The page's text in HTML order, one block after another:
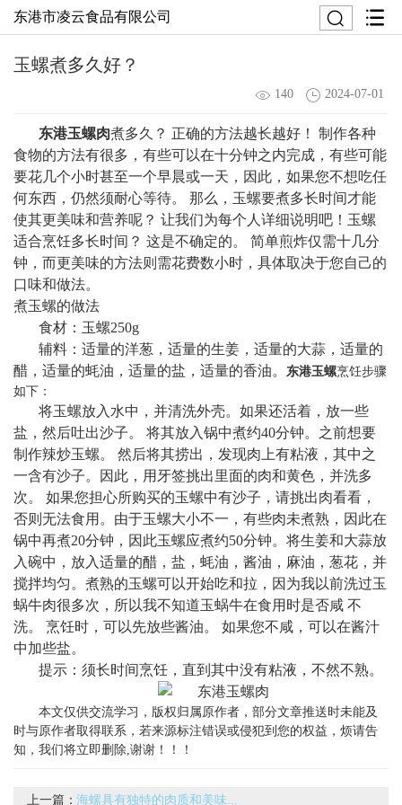
东港市凌云食品有限公司
玉螺煮多久好？
140 2024-07-01
东港玉螺肉煮多久？ 正确的方法越长越好！ 制作各种
食物的方法有很多，有些可以在十分钟之内完成，有些可能
要花几个小时甚至一个早晨或一天，因此，如果您不想吃任
何东西，仍然须耐心等待。 那么，玉螺要煮多长时间才能
使其更美味和营养呢？ 让我们为每个人详细说明吧！玉螺
适合烹饪多长时间？ 这是不确定的。 简单煎炸仅需十几分
钟，而更美味的方法则需花费数小时，具体取决于您自己的
口味和做法。
煮玉螺的做法
食材：玉螺250g
辅料：适量的洋葱，适量的生姜，适量的大蒜，适量的
醋，适量的蚝油，适量的盐，适量的香油。
东港玉螺烹饪步骤
如下：
将玉螺放入水中，并清洗外壳。如果还活着，放一些
盐，然后吐出沙子。 将其放入锅中煮约40分钟。之前想要
制作辣炒玉螺。 然后将其捞出，发现肉上有粘液，其中之
一含有沙子。因此，用牙签挑出里面的肉和黄色，并洗多
次。 如果您担心所购买的玉螺中有沙子，请挑出肉看看，
否则无法食用。由于玉螺大小不一，有些肉未煮熟，因此在
锅中再煮20分钟，因此玉螺应煮约50分钟。将生姜和大蒜放
入碗中，放入适量的醋，盐，蚝油，酱油，麻油，葱花，并
搅拌均匀。煮熟的玉螺可以开始吃和拉，因为我以前洗过玉
蜗牛肉很多次，所以我不知道玉蜗牛在食用时是否咸 不
洗。 烹饪时，可以先放些酱油。 如果您不咸，可以在酱汁
中加些盐。
提示：须长时间烹饪，直到其中没有粘液，不然不熟。
本文仅供交流学习，版权归属原作者，部分文章推送时未能及
时与原作者取得联系，若来源标注错误或侵犯到您的权益，烦请告
知，我们将立即删除,谢谢！！！
上一篇：海螺具有独特的肉质和美味...